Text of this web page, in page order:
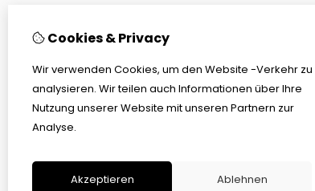
Cookies & Privacy
Wir verwenden Cookies, um den Website -Verkehr zu
analysieren. Wir teilen auch Informationen über Ihre
Nutzung unserer Website mit unseren Partnern zur
Analyse.
Akzeptieren Ablehnen